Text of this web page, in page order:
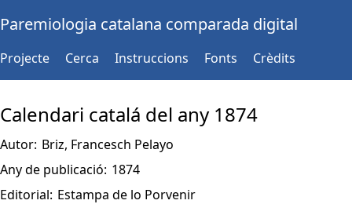
Paremiologia catalana comparada digital
Projecte Cerca Instruccions Fonts Crèdits
Calendari catalá del any 1874
Autor: Briz, Francesch Pelayo
Any de publicació: 1874
Editorial: Estampa de lo Porvenir